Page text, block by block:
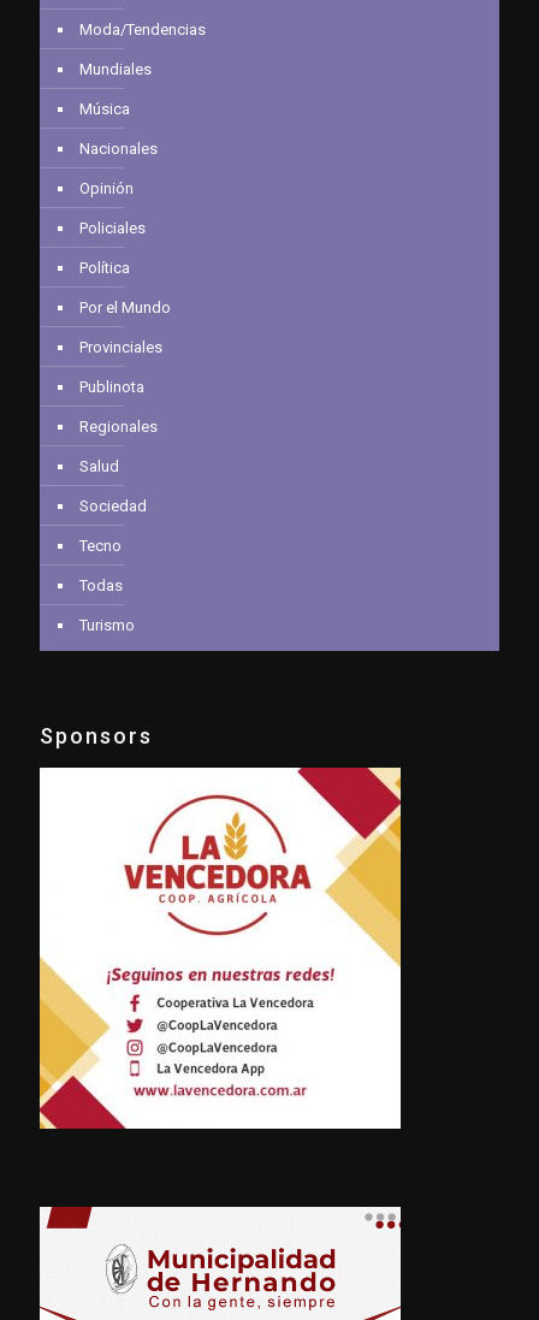
Moda/Tendencias
Mundiales
Música
Nacionales
Opinión
Policiales
Política
Por el Mundo
Provinciales
Publinota
Regionales
Salud
Sociedad
Tecno
Todas
Turismo
Sponsors